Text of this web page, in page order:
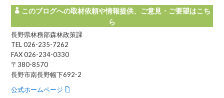
このブログへの取材依頼や情報提供、ご意見・ご要望はこち
ら
長野県林務部森林政策課
TEL 026-235-7262
FAX 026-234-0330
〒380-8570
長野市南長野幅下692-2
公式ホームページ